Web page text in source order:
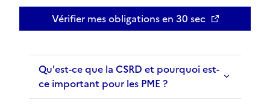
Vérifier mes obligations en 30 sec
Ouvre une nouvelle fenêtre
Qu'est-ce que la CSRD et pourquoi est-
ce important pour les PME ?